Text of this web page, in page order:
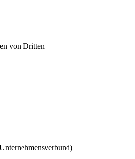
von Dritten